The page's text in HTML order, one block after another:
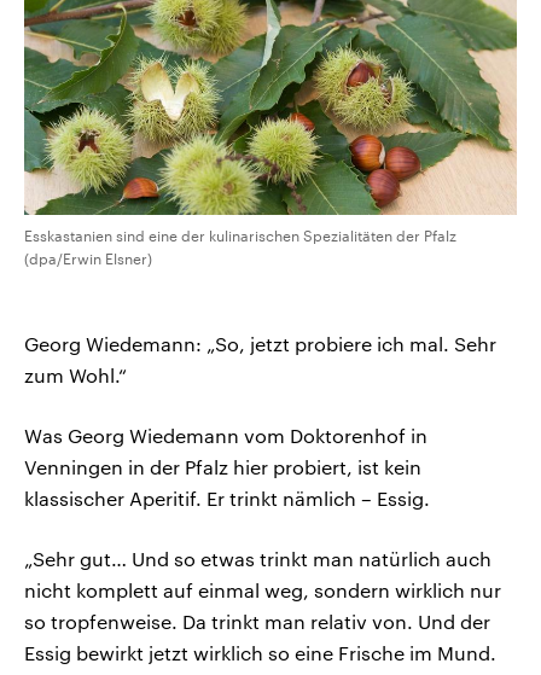
Esskastanien sind eine der kulinarischen Spezialitäten der Pfalz
(dpa/Erwin Elsner)
Georg Wiedemann: „So, jetzt probiere ich mal. Sehr
zum Wohl.“
Was Georg Wiedemann vom Doktorenhof in
Venningen in der Pfalz hier probiert, ist kein
klassischer Aperitif. Er trinkt nämlich – Essig.
„Sehr gut… Und so etwas trinkt man natürlich auch
nicht komplett auf einmal weg, sondern wirklich nur
so tropfenweise. Da trinkt man relativ von. Und der
Essig bewirkt jetzt wirklich so eine Frische im Mund.